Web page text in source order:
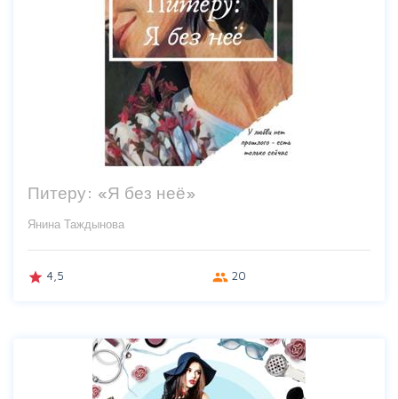
Питеру: «Я без неё»
Янина Таждынова
grade 4,5 group 20